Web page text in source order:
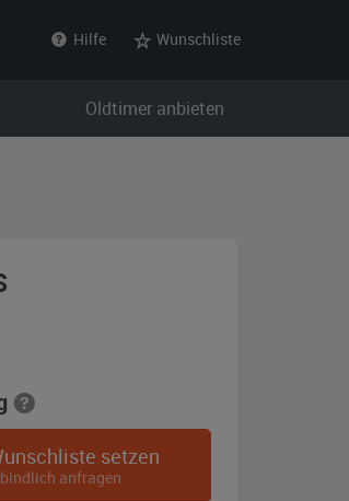
Hilfe Wunschliste
Oldtimer anbieten
setzen
anfragen